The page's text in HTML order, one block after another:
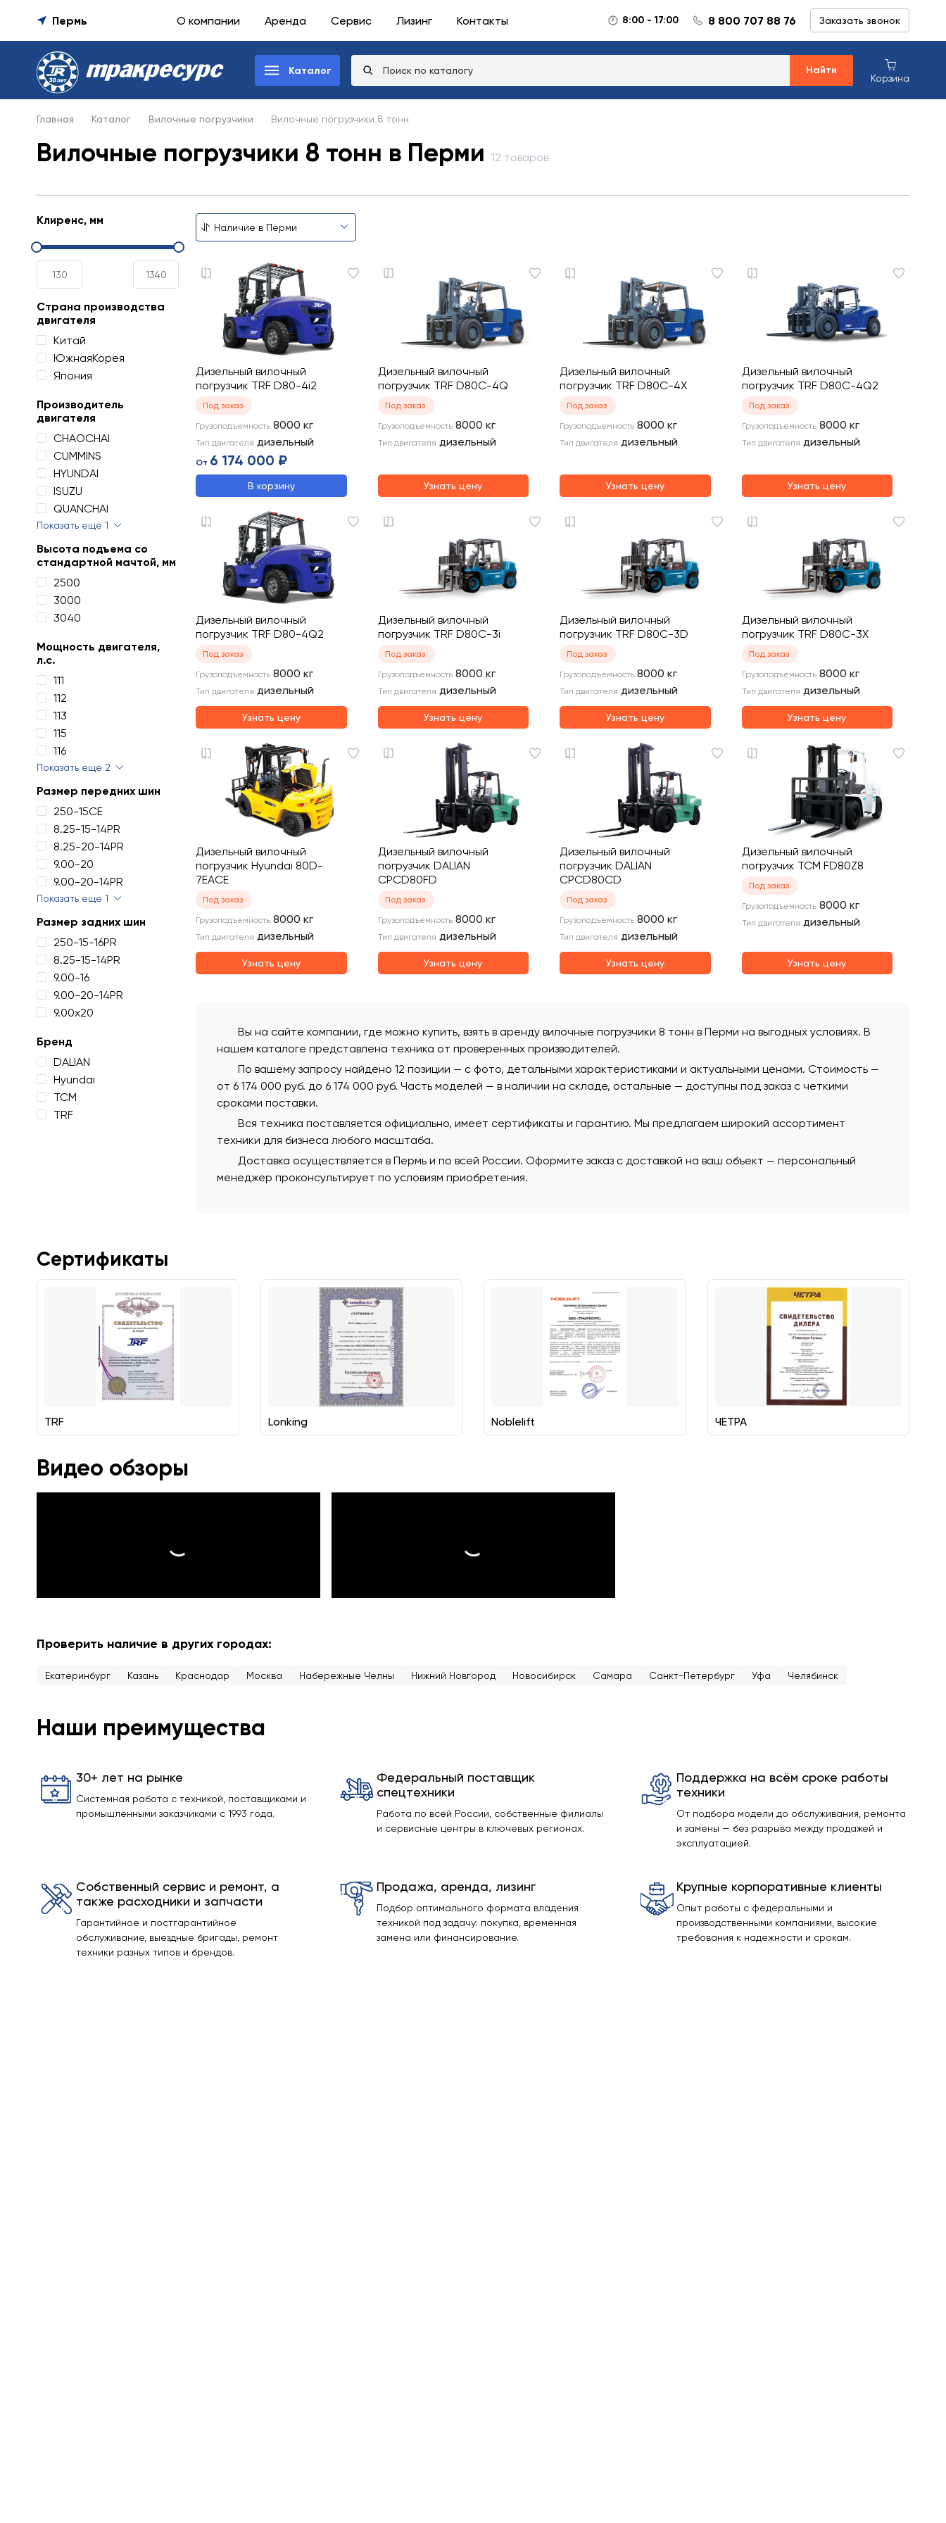
Пермь О компании Аренда Сервис Лизинг Контакты 8:00 - 17:00 8 800 707 88 76 Заказать звонок
Каталог Найти
Корзина
Главная Каталог Вилочные погрузчики Вилочные погрузчики 8 тонн
Вилочные погрузчики 8 тонн в Перми 12 товаров
Клиренс, мм
Страна производства
двигателя
Китай
ЮжнаяКорея
Япония
Производитель
двигателя
CHAOCHAI
CUMMINS
HYUNDAI
ISUZU
QUANCHAI
Показать еще 1
Высота подъема со
стандартной мачтой, мм
2500
3000
3040
Мощность двигателя,
л.с.
111
112
113
115
116
Показать еще 2
Размер передних шин
250-15CE
8.25-15-14PR
8.25-20-14PR
9.00-20
9.00-20-14PR
Показать еще 1
Размер задних шин
250-15-16PR
8.25-15-14PR
9.00-16
9.00-20-14PR
9.00х20
Бренд
DALIAN
Hyundai
TCM
TRF
Дизельный вилочный
погрузчик TRF D80-4i2
Под заказ
Грузоподъемность 8000 кг
Тип двигателя дизельный
От 6 174 000 ₽
В корзину
Дизельный вилочный
погрузчик TRF D80C-4Q
Под заказ
Грузоподъемность 8000 кг
Тип двигателя дизельный
Узнать цену
Дизельный вилочный
погрузчик TRF D80C-4X
Под заказ
Грузоподъемность 8000 кг
Тип двигателя дизельный
Узнать цену
Дизельный вилочный
погрузчик TRF D80C-4Q2
Под заказ
Грузоподъемность 8000 кг
Тип двигателя дизельный
Узнать цену
Дизельный вилочный
погрузчик TRF D80-4Q2
Под заказ
Грузоподъемность 8000 кг
Тип двигателя дизельный
Узнать цену
Дизельный вилочный
погрузчик TRF D80C-3i
Под заказ
Грузоподъемность 8000 кг
Тип двигателя дизельный
Узнать цену
Дизельный вилочный
погрузчик TRF D80C-3D
Под заказ
Грузоподъемность 8000 кг
Тип двигателя дизельный
Узнать цену
Дизельный вилочный
погрузчик TRF D80C-3X
Под заказ
Грузоподъемность 8000 кг
Тип двигателя дизельный
Узнать цену
Дизельный вилочный
погрузчик Hyundai 80D-
7EACE
Под заказ
Грузоподъемность 8000 кг
Тип двигателя дизельный
Узнать цену
Дизельный вилочный
погрузчик DALIAN
CPCD80FD
Под заказ
Грузоподъемность 8000 кг
Тип двигателя дизельный
Узнать цену
Дизельный вилочный
погрузчик DALIAN
CPCD80CD
Под заказ
Грузоподъемность 8000 кг
Тип двигателя дизельный
Узнать цену
Дизельный вилочный
погрузчик TCM FD80Z8
Под заказ
Грузоподъемность 8000 кг
Тип двигателя дизельный
Узнать цену
Вы на сайте компании, где можно купить, взять в аренду вилочные погрузчики 8 тонн в Перми на выгодных условиях. В
нашем каталоге представлена техника от проверенных производителей.
По вашему запросу найдено 12 позиции — с фото, детальными характеристиками и актуальными ценами. Стоимость —
от 6 174 000 руб. до 6 174 000 руб. Часть моделей — в наличии на складе, остальные — доступны под заказ с четкими
сроками поставки.
Вся техника поставляется официально, имеет сертификаты и гарантию. Мы предлагаем широкий ассортимент
техники для бизнеса любого масштаба.
Доставка осуществляется в Пермь и по всей России. Оформите заказ с доставкой на ваш объект — персональный
менеджер проконсультирует по условиям приобретения.
Сертификаты
TRF Lonking Noblelift ЧЕТРА
Видео обзоры
Проверить наличие в других городах:
Екатеринбург Казань Краснодар Москва Набережные Челны Нижний Новгород Новосибирск Самара Санкт-Петербург Уфа Челябинск
Наши преимущества
30+ лет на рынке
Системная работа с техникой, поставщиками и
промышленными заказчиками с 1993 года.
Федеральный поставщик
спецтехники
Работа по всей России, собственные филиалы
и сервисные центры в ключевых регионах.
Поддержка на всём сроке работы
техники
От подбора модели до обслуживания, ремонта
и замены — без разрыва между продажей и
эксплуатацией.
Собственный сервис и ремонт, а
также расходники и запчасти
Гарантийное и постгарантийное
обслуживание, выездные бригады, ремонт
техники разных типов и брендов.
Продажа, аренда, лизинг
Подбор оптимального формата владения
техникой под задачу: покупка, временная
замена или финансирование.
Крупные корпоративные клиенты
Опыт работы с федеральными и
производственными компаниями, высокие
требования к надежности и срокам.